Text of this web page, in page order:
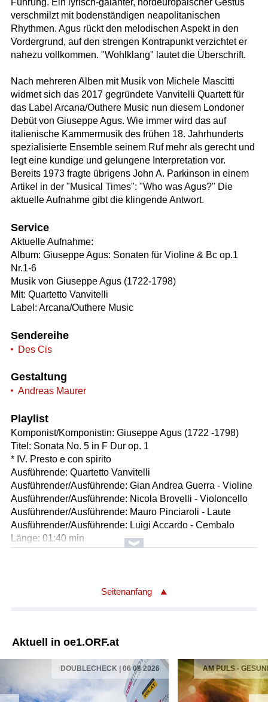
Führung. Ein lyrisch-galanter, nordeuropäischer Gestus
verschmilzt mit bodenständigen neapolitanischen
Rhythmen. Agus rückt den melodischen Aspekt in den
Vordergrund, auf den strengen Kontrapunkt verzichtet er
nahezu vollkommen. "Wohlklang" lautet die Überschrift.
Nach mehreren Alben mit Musik von Michele Mascitti
widmet sich das 2017 gegründete Vanvitelli Quartett für
das Label Arcana/Outhere Music nun diesem Londoner
Debüt von Giuseppe Agus. Wie immer wird das auf
italienische Kammermusik des frühen 18. Jahrhunderts
spezialisierte Ensemble seinem Ruf mehr als gerecht und
legt eine kundige und gelungene Interpretation vor.
Bereits 1973 fragte übrigens John A. Parkinson in einem
Artikel in der "Musical Times": "Who was Agus?" Die
aktuelle Aufnahme gibt die klingende Antwort.
Service
Aktuelle Aufnahme:
Album: Giuseppe Agus: Sonaten für Violine & Bc op.1
Nr.1-6
Musik von Giuseppe Agus (1722-1798)
Mit: Quartetto Vanvitelli
Label: Arcana/Outhere Music
Sendereihe
Des Cis
Gestaltung
Andreas Maurer
Playlist
Komponist/Komponistin: Giuseppe Agus (1722 -1798)
Titel: Sonata No. 5 in F Dur op. 1
* IV. Presto e con spirito
Ausführende: Quartetto Vanvitelli
Ausführender/Ausführende: Gian Andrea Guerra - Violine
Ausführender/Ausführende: Nicola Brovelli - Violoncello
Ausführender/Ausführende: Mauro Pinciaroli - Laute
Ausführender/Ausführende: Luigi Accardo - Cembalo
Länge: 01:40 min
Label: Arcana / Outhere Music
Titel: Sonata No. 1 in A-Dur op. 1
Ausführender/Ausführende: Nicola Brovelli - Violoncello
Ausführender/Ausführende: Mauro Pinciaroli - Laute
Ausführender/Ausführende: Luigi Accardo - Cembalo
Länge: 02:26 min
Label: Arcana / Outhere Music
Seitenanfang
Aktuell in oe1.ORF.at
DOUBLECHECK | 06 08 2026 AM PULS -